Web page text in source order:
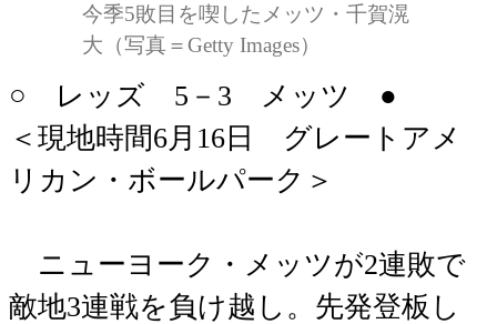
今季5敗目を喫したメッツ・千賀滉
大（写真＝Getty Images）
○ レッズ 5－3 メッツ ●
＜現地時間6月16日 グレートアメ
リカン・ボールパーク＞
ニューヨーク・メッツが2連敗で
敵地3連戦を負け越し。先発登板し